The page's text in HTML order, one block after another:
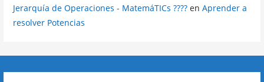
Jerarquía de Operaciones - MatemáTICs ???? enAprender a
resolver Potencias